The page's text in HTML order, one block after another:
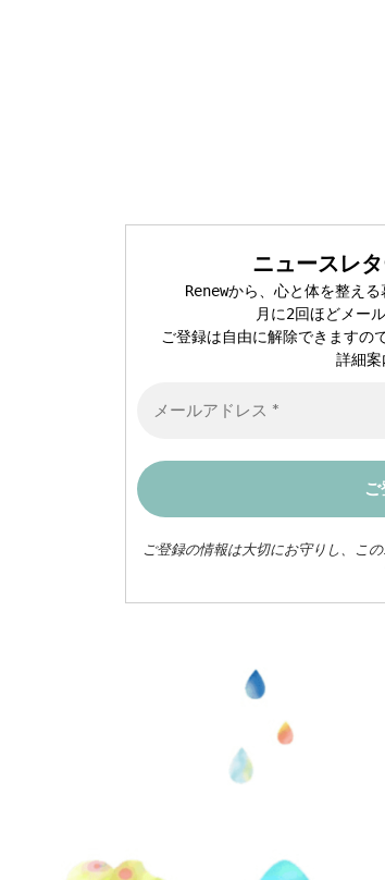
ニュースレ
Renewから、心と体を整え
月に2回ほどメー
ご登録は自由に解除できますの
詳細案
ご登録の情報は大切にお守りし、こ